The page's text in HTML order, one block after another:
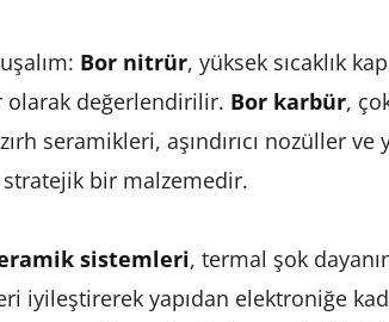
Bor nitrür, yüksek sıcaklık
olarak değerlendirilir. Bor karbür,
seramikleri, aşındırıcı nozüller ve
bir malzemedir.
sistemleri, termal şok
iyileştirerek yapıdan elektroniğe